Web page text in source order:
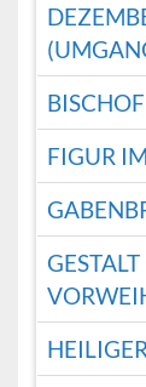
FIGUR
GESTALT
HEILIGER